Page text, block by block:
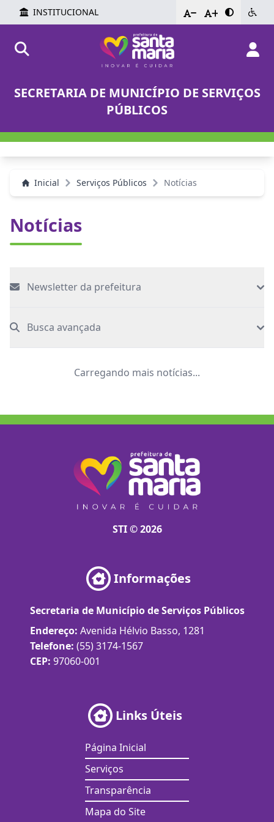
INSTITUCIONAL - +
SECRETARIA DE MUNICÍPIO DE SERVIÇOS
PÚBLICOS
Inicial Serviços Públicos Notícias
Notícias
Newsletter da prefeitura
Busca avançada
Carregando mais notícias...
STI © 2026
Informações
Secretaria de Município de Serviços Públicos
Endereço: Avenida Hélvio Basso, 1281
Telefone: (55) 3174-1567
CEP: 97060-001
Links Úteis
Página Inicial
Serviços
Transparência
Mapa do Site